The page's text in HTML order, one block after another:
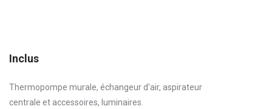
Inclus
Thermopompe murale, échangeur d'air, aspirateur
centrale et accessoires, luminaires.